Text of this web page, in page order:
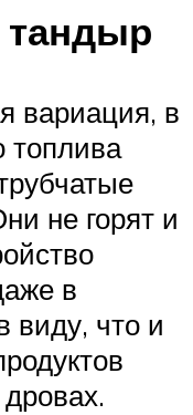
тандыр
вариация, в
топлива
не горят и
в
что и